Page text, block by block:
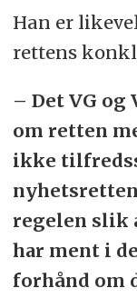
Han er
rettens
– Det VG og
om retten
ikke
regelen slik
har ment i
forhånd om